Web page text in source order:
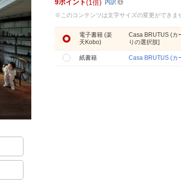
9ポイント 1倍
内訳
※このコンテンツは文字サイズの変更ができま
電子書籍 (楽
天Kobo)
Casa BRUTUS (カ
りの選択肢]
紙書籍 Casa BRUTUS (カ